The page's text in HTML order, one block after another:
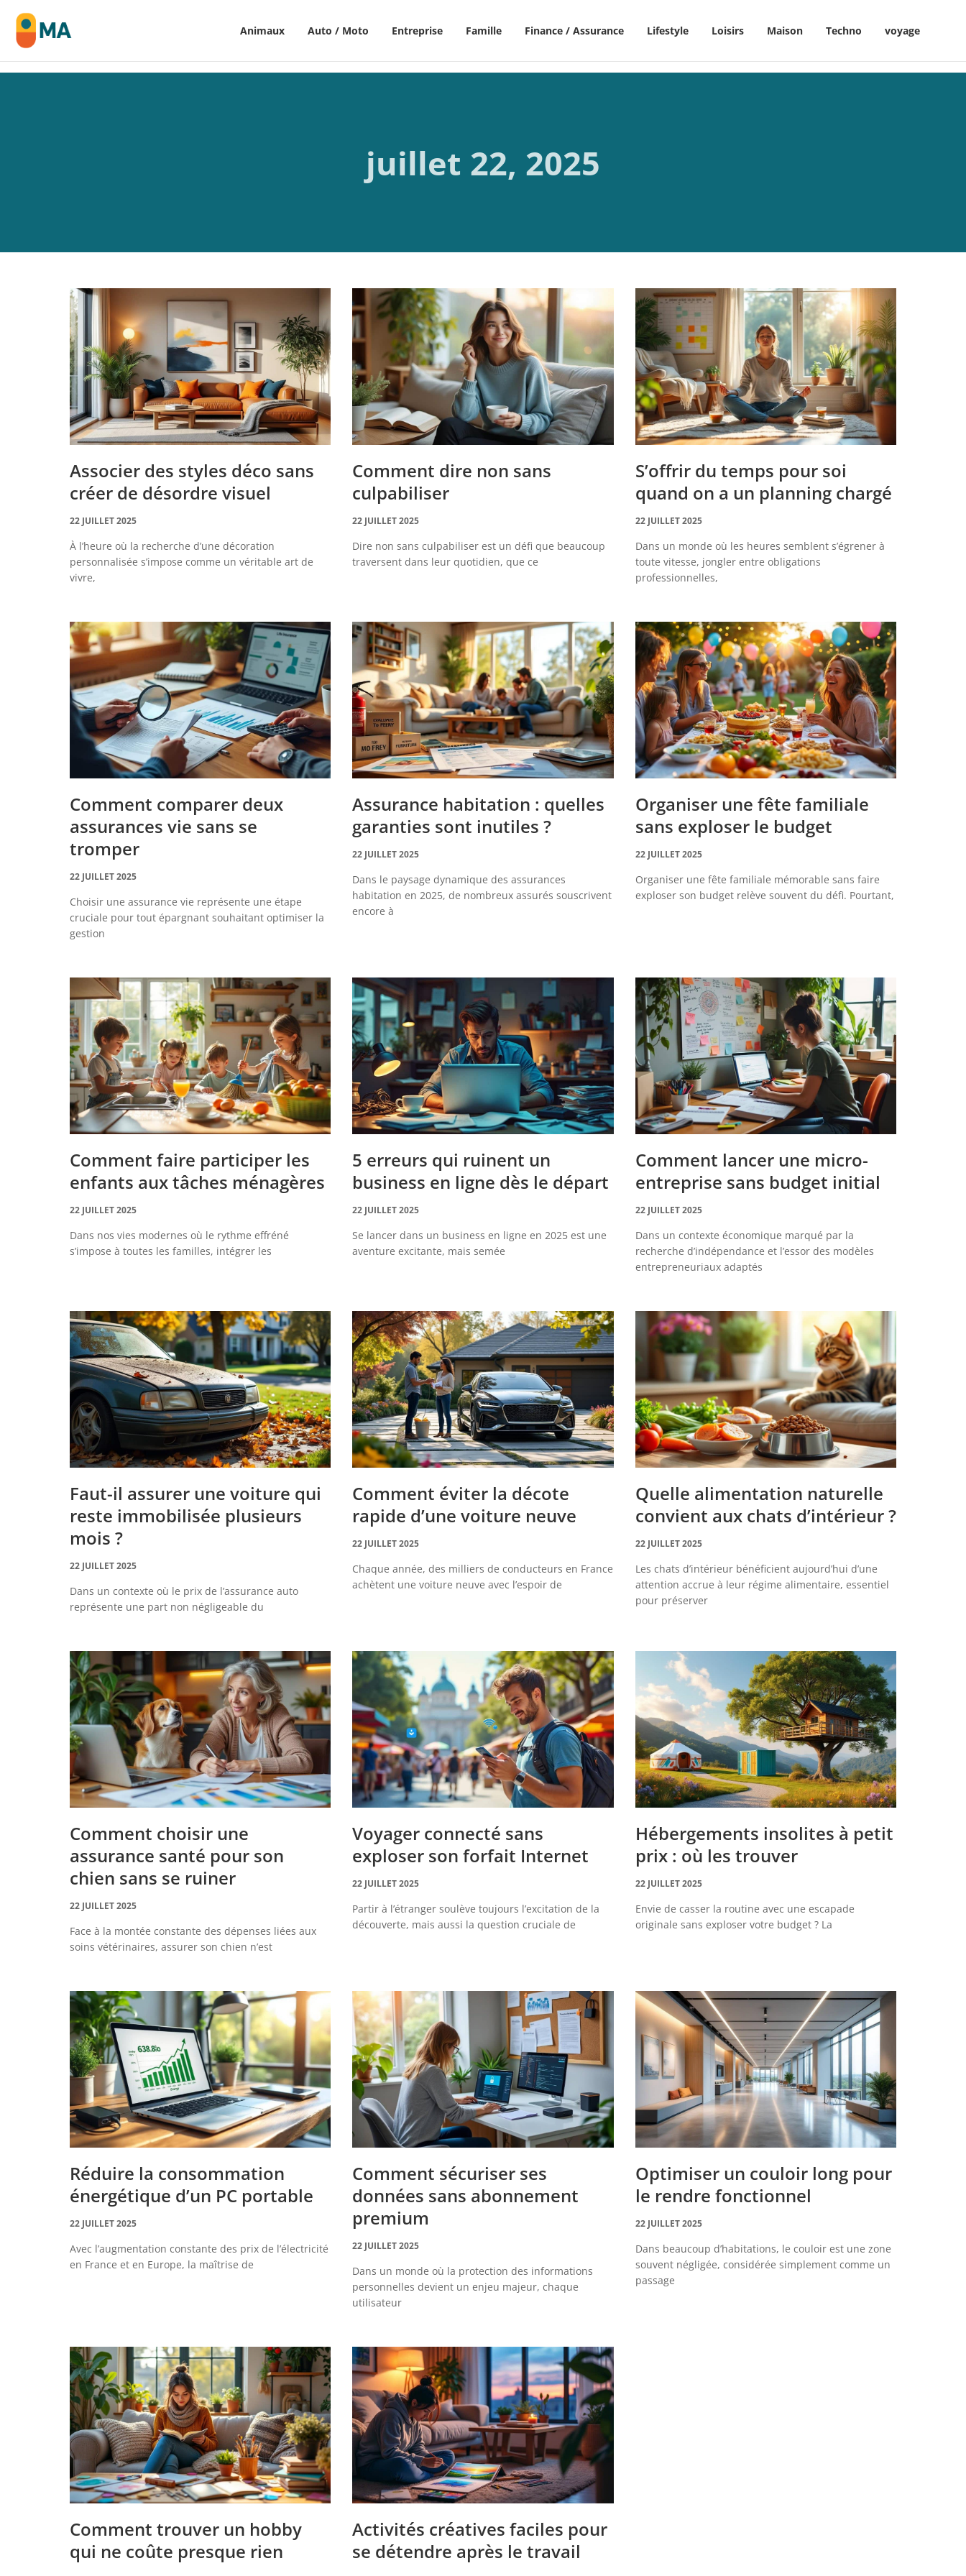
Animaux Auto / Moto Entreprise Famille Finance / Assurance Lifestyle Loisirs Maison Techno voyage
juillet 22, 2025
Associer des styles déco sans
créer de désordre visuel
22 JUILLET 2025
À l’heure où la recherche d’une décoration
personnalisée s’impose comme un véritable art de
vivre,
Comment dire non sans
culpabiliser
22 JUILLET 2025
Dire non sans culpabiliser est un défi que beaucoup
traversent dans leur quotidien, que ce
S’offrir du temps pour soi
quand on a un planning chargé
22 JUILLET 2025
Dans un monde où les heures semblent s’égrener à
toute vitesse, jongler entre obligations
professionnelles,
Comment comparer deux
assurances vie sans se
tromper
22 JUILLET 2025
Choisir une assurance vie représente une étape
cruciale pour tout épargnant souhaitant optimiser la
gestion
Assurance habitation : quelles
garanties sont inutiles ?
22 JUILLET 2025
Dans le paysage dynamique des assurances
habitation en 2025, de nombreux assurés souscrivent
encore à
Organiser une fête familiale
sans exploser le budget
22 JUILLET 2025
Organiser une fête familiale mémorable sans faire
exploser son budget relève souvent du défi. Pourtant,
Comment faire participer les
enfants aux tâches ménagères
22 JUILLET 2025
Dans nos vies modernes où le rythme effréné
s’impose à toutes les familles, intégrer les
5 erreurs qui ruinent un
business en ligne dès le départ
22 JUILLET 2025
Se lancer dans un business en ligne en 2025 est une
aventure excitante, mais semée
Comment lancer une micro-
entreprise sans budget initial
22 JUILLET 2025
Dans un contexte économique marqué par la
recherche d’indépendance et l’essor des modèles
entrepreneuriaux adaptés
Faut-il assurer une voiture qui
reste immobilisée plusieurs
mois ?
22 JUILLET 2025
Dans un contexte où le prix de l’assurance auto
représente une part non négligeable du
Comment éviter la décote
rapide d’une voiture neuve
22 JUILLET 2025
Chaque année, des milliers de conducteurs en France
achètent une voiture neuve avec l’espoir de
Quelle alimentation naturelle
convient aux chats d’intérieur ?
22 JUILLET 2025
Les chats d’intérieur bénéficient aujourd’hui d’une
attention accrue à leur régime alimentaire, essentiel
pour préserver
Comment choisir une
assurance santé pour son
chien sans se ruiner
22 JUILLET 2025
Face à la montée constante des dépenses liées aux
soins vétérinaires, assurer son chien n’est
Voyager connecté sans
exploser son forfait Internet
22 JUILLET 2025
Partir à l’étranger soulève toujours l’excitation de la
découverte, mais aussi la question cruciale de
Hébergements insolites à petit
prix : où les trouver
22 JUILLET 2025
Envie de casser la routine avec une escapade
originale sans exploser votre budget ? La
Réduire la consommation
énergétique d’un PC portable
22 JUILLET 2025
Avec l’augmentation constante des prix de l’électricité
en France et en Europe, la maîtrise de
Comment sécuriser ses
données sans abonnement
premium
22 JUILLET 2025
Dans un monde où la protection des informations
personnelles devient un enjeu majeur, chaque
utilisateur
Optimiser un couloir long pour
le rendre fonctionnel
22 JUILLET 2025
Dans beaucoup d’habitations, le couloir est une zone
souvent négligée, considérée simplement comme un
passage
Comment trouver un hobby
qui ne coûte presque rien
Activités créatives faciles pour
se détendre après le travail